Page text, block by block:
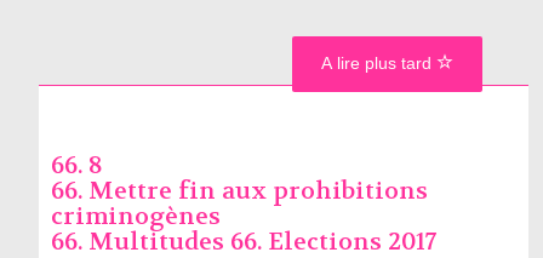
66. 8
66. Mettre fin aux prohibitions
criminogènes
66. Multitudes 66. Elections 2017
A lire plus tard